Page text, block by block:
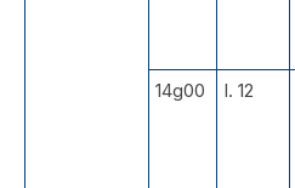
14g00 I. 12